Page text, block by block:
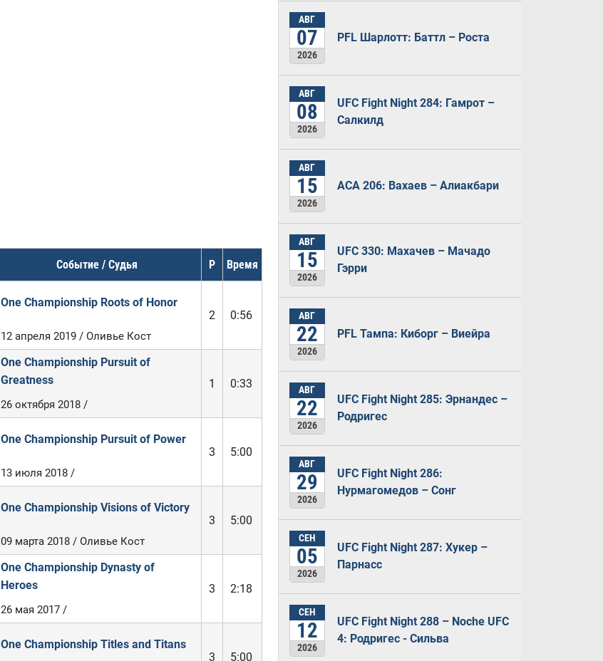
Событие / Судья Р Время
One Championship Roots of Honor
2
0:56
12 апреля 2019 / Оливье Кост
One Championship Pursuit of
Greatness
1 0:33
26 октября 2018 /
One Championship Pursuit of Power
3
5:00
13 июля 2018 /
One Championship Visions of Victory
3
5:00
09 марта 2018 / Оливье Кост
One Championship Dynasty of
Heroes
3 2:18
26 мая 2017 /
One Championship Titles and Titans
3
5:00
АВГ
07
2026
PFL Шарлотт: Баттл – Роста
АВГ
08
2026
UFC Fight Night 284: Гамрот –
Салкилд
АВГ
15
2026
ACA 206: Вахаев – Алиакбари
АВГ
15
2026
UFC 330: Махачев – Мачадо
Гэрри
АВГ
22
2026
PFL Тампа: Киборг – Виейра
АВГ
22
2026
UFC Fight Night 285: Эрнандес –
Родригес
АВГ
29
2026
UFC Fight Night 286:
Нурмагомедов – Сонг
СЕН
05
2026
UFC Fight Night 287: Хукер –
Парнасс
СЕН
12
2026
UFC Fight Night 288 – Noche UFC
4: Родригес - Сильва